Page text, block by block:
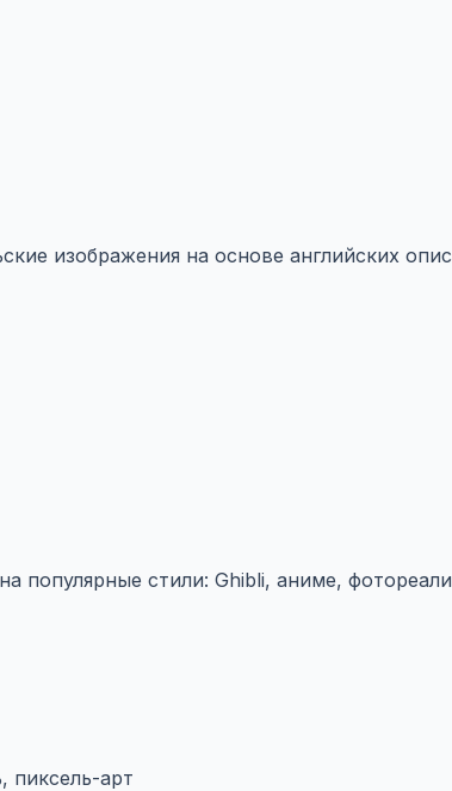
изображения на основе английских
стили: Ghibli, аниме,
пиксель-арт